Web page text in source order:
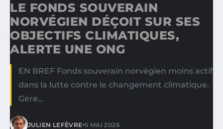
LE FONDS SOUVERAIN
NORVÉGIEN DÉÇOIT SUR SES
OBJECTIFS CLIMATIQUES,
ALERTE UNE ONG
EN BREF Fonds souverain norvégien moins actif
dans la lutte contre le changement climatique.
Gère…
JULIEN LEFÈVRE•5 MAI 2026